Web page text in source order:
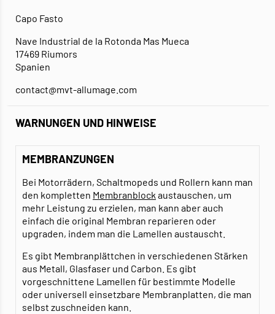
Capo Fasto
Nave Industrial de la Rotonda Mas Mueca
17469 Riumors
Spanien
contact@mvt-allumage.com
WARNUNGEN UND HINWEISE
MEMBRANZUNGEN
Bei Motorrädern, Schaltmopeds und Rollern kann man
den kompletten Membranblock austauschen, um
mehr Leistung zu erzielen, man kann aber auch
einfach die original Membran reparieren oder
upgraden, indem man die Lamellen austauscht.
Es gibt Membranplättchen in verschiedenen Stärken
aus Metall, Glasfaser und Carbon. Es gibt
vorgeschnittene Lamellen für bestimmte Modelle
oder universell einsetzbare Membranplatten, die man
selbst zuschneiden kann.